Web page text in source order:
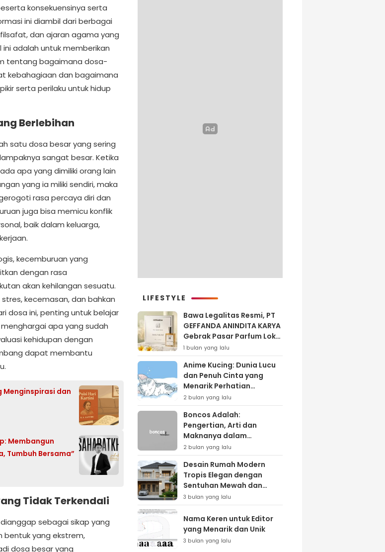
konsekuensinya serta
ini diambil dari berbagai
dan ajaran agama yang
ini adalah untuk memberikan
tentang bagaimana dosa-
kebahagiaan dan bagaimana
serta perilaku untuk hidup
Berlebihan
satu dosa besar yang sering
sangat besar. Ketika
apa yang dimiliki orang lain
yang ia miliki sendiri, maka
rasa percaya diri dan
juga bisa memicu konflik
baik dalam keluarga,
kecemburuan yang
dengan rasa
akan kehilangan sesuatu.
kecemasan, dan bahkan
dosa ini, penting untuk belajar
apa yang sudah
kehidupan dengan
dapat membantu
Menginspirasi dan
Membangun
Tumbuh Bersama”
Tidak Terkendali
sebagai sikap yang
yang ekstrem,
dosa besar yang
LIFESTYLE
Bawa Legalitas Resmi, PT
GEFFANDA ANINDITA KARYA
Gebrak Pasar Parfum Lokal
Lewat Varian ‘Daily Bliss’
1 bulan yang lalu
Anime Kucing: Dunia Lucu
dan Penuh Cinta yang
Menarik Perhatian
Penggemar
2 bulan yang lalu
Boncos Adalah:
Pengertian, Arti dan
Maknanya dalam
Kehidupan Sehari-hari
2 bulan yang lalu
Desain Rumah Modern
Tropis Elegan dengan
Sentuhan Mewah dan
Natural
3 bulan yang lalu
Nama Keren untuk Editor
yang Menarik dan Unik
3 bulan yang lalu